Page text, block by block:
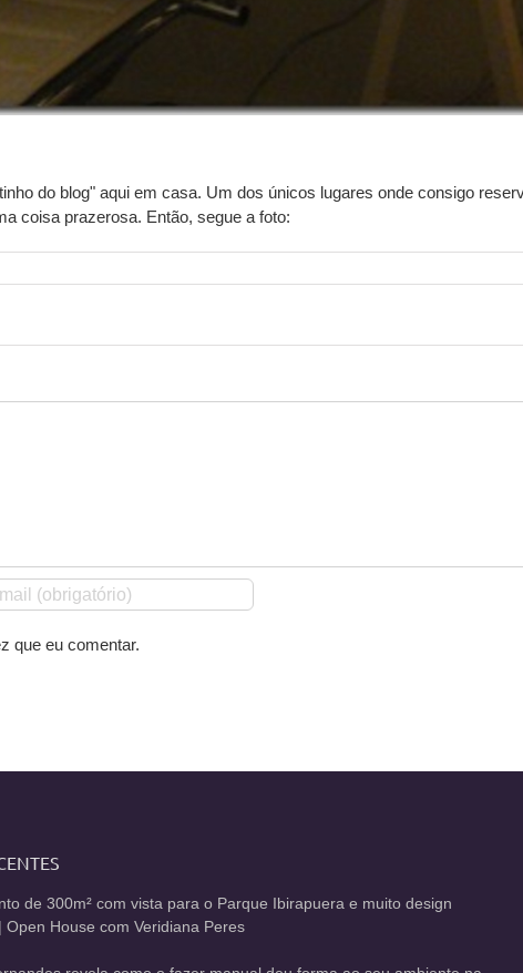
do blog" aqui em casa. Um dos únicos lugares onde consigo
coisa prazerosa. Então, segue a foto:
que eu comentar.
de 300m² com vista para o Parque Ibirapuera e muito design
Open House com Veridiana Peres